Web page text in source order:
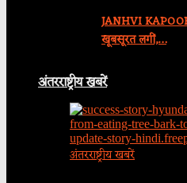
JANHVI
खूबसूरत लगीं,…
अंतरराष्ट्रीय खबरें
अंतरराष्ट्रीय खबरें